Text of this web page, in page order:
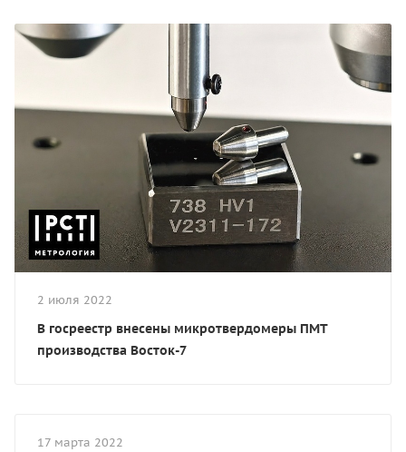
2 июля 2022
В госреестр внесены микротвердомеры ПМТ
производства Восток-7
17 марта 2022